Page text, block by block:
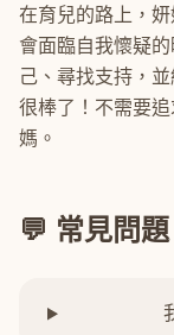
在育兒的路上，
會面臨自我懷疑
己、尋找支持，
很棒了！不需要
媽。
💬 常見問題